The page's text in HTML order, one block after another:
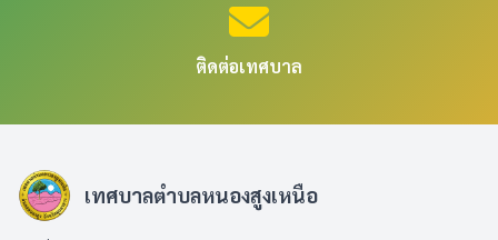
ติดต่อเทศบาล
เทศบาลตำบลหนองสูงเหนือ